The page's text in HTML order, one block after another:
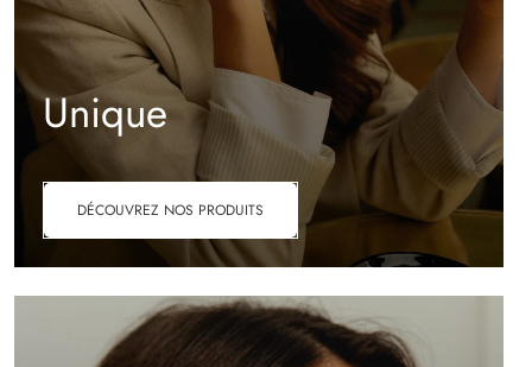
Unique
DÉCOUVREZ NOS PRODUITS